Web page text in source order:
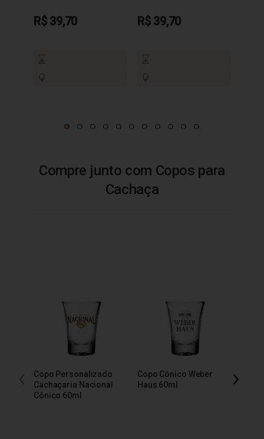
R$ 39,70 R$ 39,70
Compre junto com Copos para
Cachaça
Copo Personalizado
Cachaçaria Nacional
Cônico 60ml
Copo Cônico Weber
Haus 60ml